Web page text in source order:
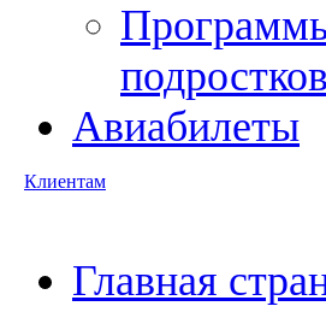
подростков
Авиабилеты
Клиентам
Главная